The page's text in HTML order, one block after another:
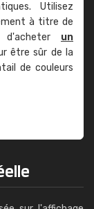
Utilisez
à titre de
d'acheter un
être sûr de la
de couleurs